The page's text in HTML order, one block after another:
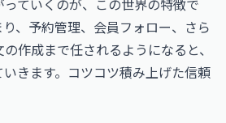
ていくのが、この世界の特徴で
、予約管理、会員フォロー、さら
作成まで任されるようになると、
きます。コツコツ積み上げた信頼